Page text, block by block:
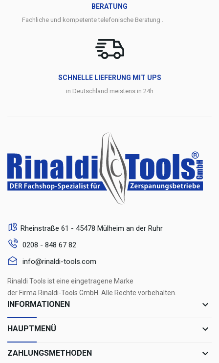
BERATUNG
Fachliche und kompetente telefonische Beratung .
SCHNELLE LIEFERUNG MIT UPS
in Deutschland meistens in 24h
Rheinstraße 61 - 45478 Mülheim an der Ruhr
0208 - 848 67 82
info@rinaldi-tools.com
Rinaldi Tools ist eine eingetragene Marke
der Firma Rinaldi-Tools GmbH. Alle Rechte vorbehalten.
INFORMATIONEN keyboard_arrow_down
HAUPTMENÜ keyboard_arrow_down
ZAHLUNGSMETHODEN keyboard_arrow_down